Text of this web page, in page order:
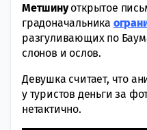
Метшинуоткрытое
градоначальника
разгуливающих по
слонов и ослов.
Девушка считает, что
у туристов деньги за
нетактично.